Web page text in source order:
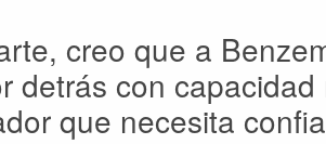
creo que a
detrás con
que necesita